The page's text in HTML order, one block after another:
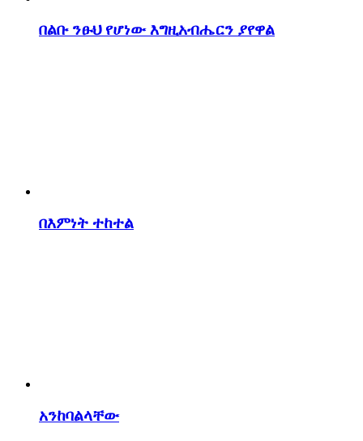
በልቡ ንፁህ የሆነው እግዚአብሔርን ያየዋል
በእምነት ተከተል
አንከባልላቸው